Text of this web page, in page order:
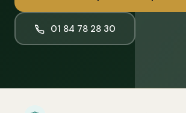
01 84 78 28 30